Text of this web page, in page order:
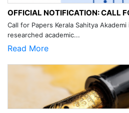
OFFICIAL NOTIFICATION: CALL
Call for Papers Kerala Sahitya
researched academic...
Read More